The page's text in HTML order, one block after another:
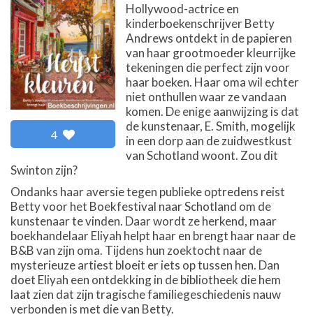
4
Hollywood-actrice en
kinderboekenschrijver Betty
Andrews ontdekt in de papieren
van haar grootmoeder kleurrijke
tekeningen die perfect zijn voor
haar boeken. Haar oma wil echter
niet onthullen waar ze vandaan
komen. De enige aanwijzing is dat
de kunstenaar, E. Smith, mogelijk
in een dorp aan de zuidwestkust
van Schotland woont. Zou dit
Swinton zijn?
Ondanks haar aversie tegen publieke optredens reist
Betty voor het Boekfestival naar Schotland om de
kunstenaar te vinden. Daar wordt ze herkend, maar
boekhandelaar Eliyah helpt haar en brengt haar naar de
B&B van zijn oma. Tijdens hun zoektocht naar de
mysterieuze artiest bloeit er iets op tussen hen. Dan
doet Eliyah een ontdekking in de bibliotheek die hem
laat zien dat zijn tragische familiegeschiedenis nauw
verbonden is met die van Betty.